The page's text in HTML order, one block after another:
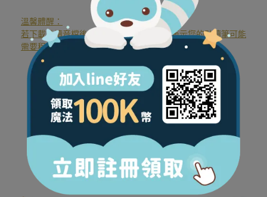
溫馨體醒：
若下載點讀音檔後，點讀此書仍無反應，表示您的點讀筆可能
需要程式更新，請點擊下方圖示